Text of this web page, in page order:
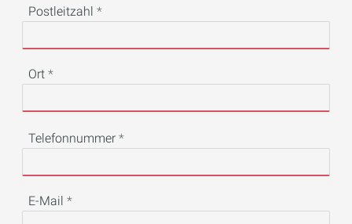
Postleitzahl
Ort
Telefonnummer
E-Mail